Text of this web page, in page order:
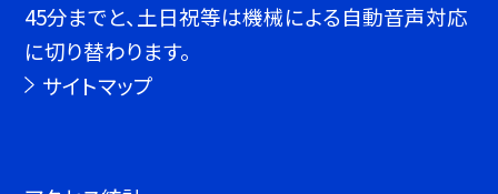
45分までと、土日祝等は機械による自動音声対応
に切り替わります。
サイトマップ